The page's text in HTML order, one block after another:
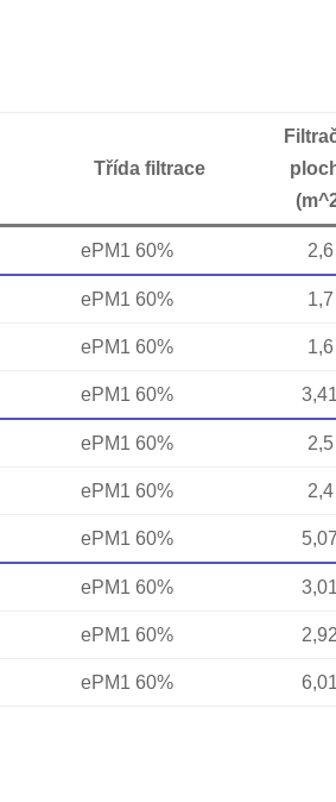
Třída filtrace
ePM1 60% 2,6
ePM1 60% 1,7
ePM1 60% 1,6
ePM1 60% 3,41
ePM1 60% 2,5
ePM1 60% 2,4
ePM1 60% 5,07
ePM1 60% 3,01
ePM1 60% 2,92
ePM1 60% 6,01